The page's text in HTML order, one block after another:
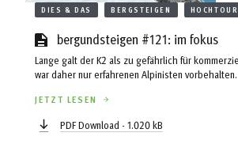
DIES & DAS BERGSTEIGEN HOCHTOUR
bergundsteigen #121: im fokus
Lange galt der K2 als zu gefährlich für
war daher nur erfahrenen Alpinisten
habe mich geirrt.“
JETZT LESEN
PDF Download - 1.020 kB